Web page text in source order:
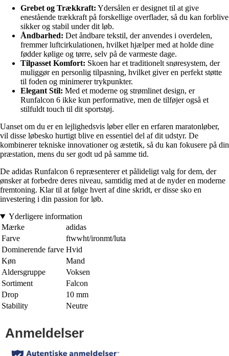
Grebet og Trækkraft: Ydersålen er designet til at give
enestående trækkraft på forskellige overflader, så du kan forblive
sikker og stabil under dit løb.
Åndbarhed: Det åndbare tekstil, der anvendes i overdelen,
fremmer luftcirkulationen, hvilket hjælper med at holde dine
fødder kølige og tørre, selv på de varmeste dage.
Tilpasset Komfort: Skoen har et traditionelt snøresystem, der
muliggør en personlig tilpasning, hvilket giver en perfekt støtte
til foden og minimerer trykpunkter.
Elegant Stil: Med et moderne og strømlinet design, er
Runfalcon 6 ikke kun performative, men de tilføjer også et
stilfuldt touch til dit sportstøj.
Uanset om du er en lejlighedsvis løber eller en erfaren maratonløber,
vil disse løbesko hurtigt blive en essentiel del af dit udstyr. De
kombinerer tekniske innovationer og æstetik, så du kan fokusere på din
præstation, mens du ser godt ud på samme tid.
De adidas Runfalcon 6 repræsenterer et pålideligt valg for dem, der
ønsker at forbedre deres niveau, samtidig med at de nyder en moderne
fremtoning. Klar til at følge hvert af dine skridt, er disse sko en
investering i din passion for løb.
Yderligere information
Mærke
adidas
Farve
ftwwht/ironmt/luta
Dominerende farve Hvid
Køn
Mand
Aldersgruppe
Voksen
Sortiment
Falcon
Drop
10 mm
Stability
Neutre